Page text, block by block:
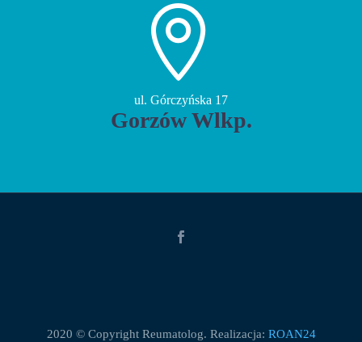


ul. Górczyńska 17
Gorzów Wlkp.
2020 © Copyright Reumatolog. Realizacja: ROAN24